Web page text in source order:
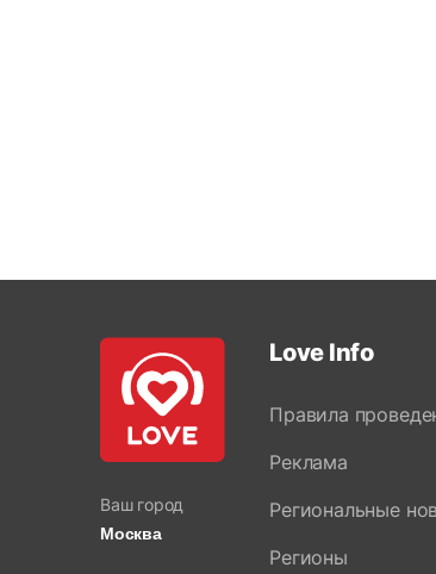
Ваш город
Москва
Love Info
Правила
Реклама
Региональные
Регионы